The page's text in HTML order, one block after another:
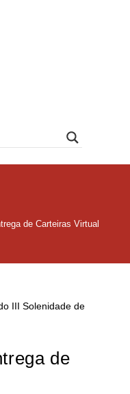
de Carteiras Virtual
de